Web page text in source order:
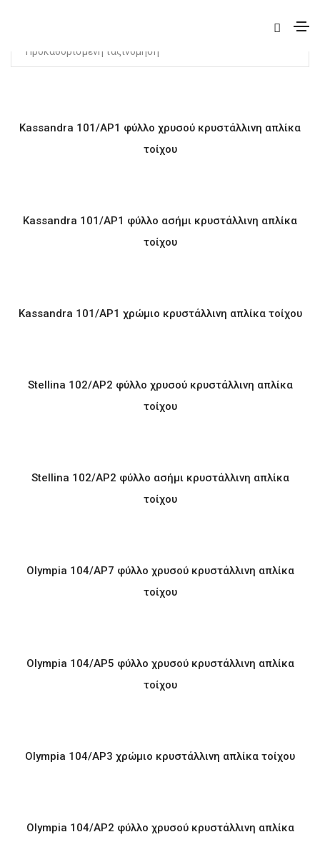
Kassandra 101/AP1 φύλλο χρυσού κρυστάλλινη απλίκα
τοίχου
Kassandra 101/AP1 φύλλο ασήμι κρυστάλλινη απλίκα
τοίχου
Kassandra 101/AP1 χρώμιο κρυστάλλινη απλίκα τοίχου
Stellina 102/AP2 φύλλο χρυσού κρυστάλλινη απλίκα
τοίχου
Stellina 102/AP2 φύλλο ασήμι κρυστάλλινη απλίκα
τοίχου
Olympia 104/AP7 φύλλο χρυσού κρυστάλλινη απλίκα
τοίχου
Olympia 104/AP5 φύλλο χρυσού κρυστάλλινη απλίκα
τοίχου
Olympia 104/AP3 χρώμιο κρυστάλλινη απλίκα τοίχου
Olympia 104/AP2 φύλλο χρυσού κρυστάλλινη απλίκα